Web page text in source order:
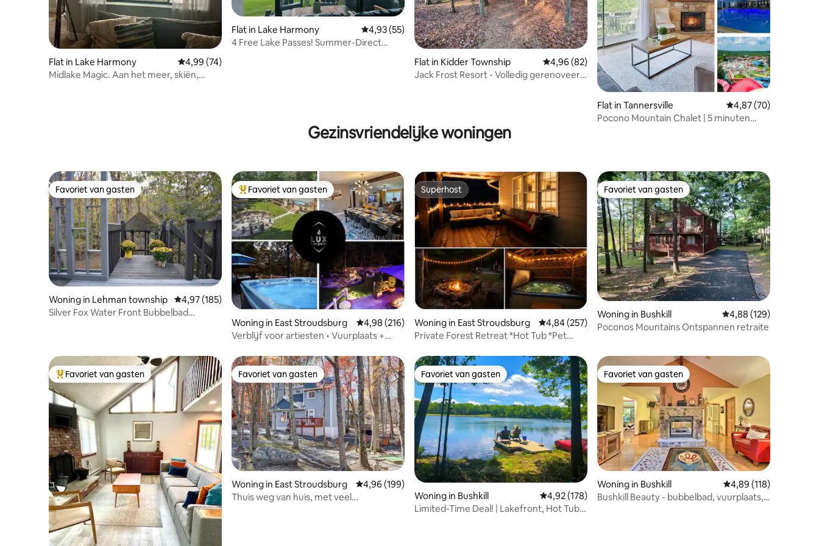
Flat in Lake Harmony Gemiddelde beoordeling van 4,99 op 5, 74 recensies
4,99 (74)
Midlake Magic. Aan het meer, skiën,
Flat in Lake Harmony Gemiddelde beoordeling van 4,93 op 5, 55 recensies
4,93 (55)
4 Free Lake Passes! Summer-Direct
Flat in Kidder Township Gemiddelde beoordeling van 4,96 op 5, 82 recensies
4,96 (82)
Jack Frost Resort - Volledig gerenoveerd
Flat in Tannersville Gemiddelde
4,87 (70)
Pocono Mountain Chalet | 5 minuten
Gezinsvriendelijke woningen
Favoriet van gasten
Favoriet van gasten
Woning in Lehman township Gemiddelde beoordeling van 4,97 op 5, 185 recensies
4,97 (185)
Silver Fox Water Front Bubbelbad
Topfavoriet van gasten
Favoriet van gasten
Woning in East Stroudsburg Gemiddelde beoordeling van 4,98 op 5, 216 recensies
4,98 (216)
Verblijf voor artiesten • Vuurplaats +
Superhost
Superhost
Woning in East Stroudsburg Gemiddelde beoordeling van 4,84 op 5, 257 recensies
4,84 (257)
Private Forest Retreat *Hot Tub *Pet
Favoriet van gasten
Favoriet van gasten
Woning in Bushkill Gemiddelde
4,88 (129)
Poconos Mountains Ontspannen retraite
Topfavoriet van gasten
Favoriet van gasten Favoriet van gasten
Favoriet van gasten
Woning in East Stroudsburg Gemiddelde beoordeling van 4,96 op 5, 199 recensies
4,96 (199)
Thuis weg van huis, met veel
Favoriet van gasten
Favoriet van gasten
Woning in Bushkill Gemiddelde beoordeling van 4,92 op 5, 178 recensies
4,92 (178)
Limited-Time Deal! | Lakefront, Hot Tub,
Favoriet van gasten
Favoriet van gasten
Woning in Bushkill Gemiddelde
4,89 (118)
Bushkill Beauty - bubbelbad, vuurplaats,